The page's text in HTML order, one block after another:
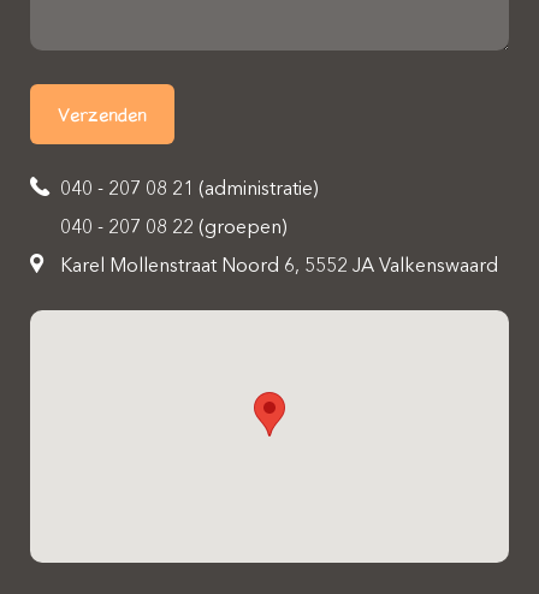
040 - 207 08 21 (administratie)
040 - 207 08 22 (groepen)
Karel Mollenstraat Noord 6, 5552 JA Valkenswaard